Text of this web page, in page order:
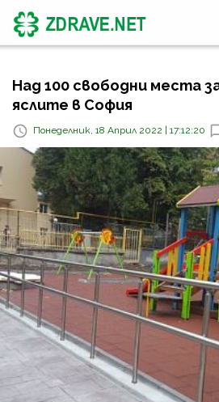
Над 100 свободни места
яслите в София
Понеделник, 18 Април 2022 | 17:12:20